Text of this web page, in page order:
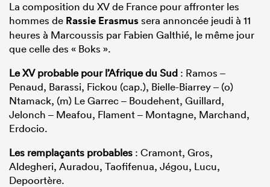
La composition du XV de France pour affronter les
hommes de Rassie Erasmussera annoncée jeudi à 11
heures à Marcoussis par Fabien Galthié, le même jour
que celle des « Boks ».
Le XV probable pour l’Afrique du Sud : Ramos –
Penaud, Barassi, Fickou (cap.), Bielle-Biarrey – (o)
Ntamack, (m) Le Garrec – Boudehent, Guillard,
Jelonch – Meafou, Flament – Montagne, Marchand,
Erdocio.
Les remplaçants probables : Cramont, Gros,
Aldegheri, Auradou, Taofifenua, Jégou, Lucu,
Depoortère.